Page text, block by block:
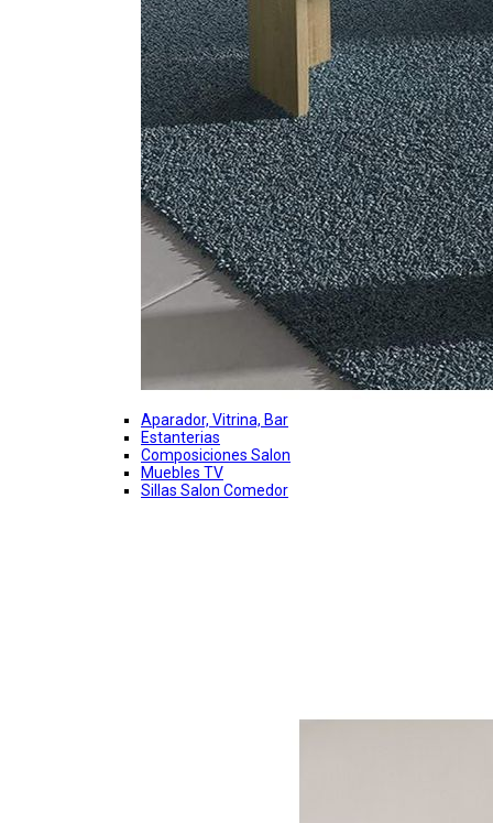
Aparador, Vitrina, Bar
Estanterias
Composiciones Salon
Muebles TV
Sillas Salon Comedor